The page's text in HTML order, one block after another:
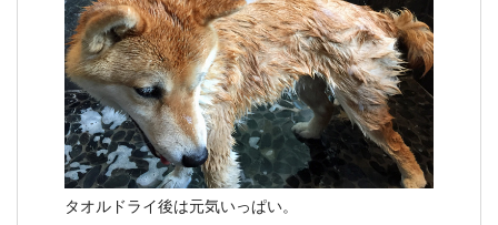
タオルドライ後は元気いっぱい。